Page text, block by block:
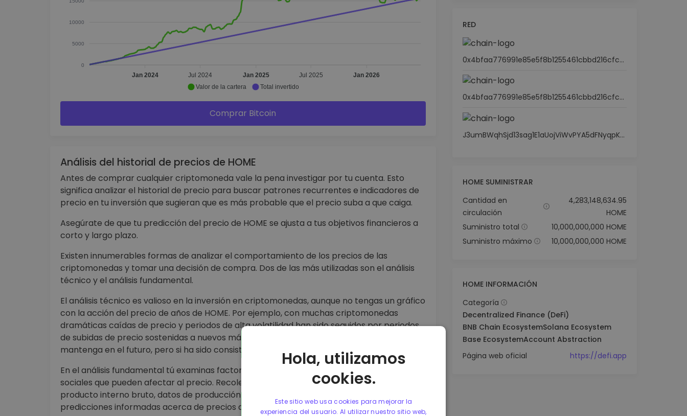
10000
5000
0
Jan 2024 Jul 2024 Jan 2025 Jul 2025 Jan 2026
Valor de la cartera Total invertido
Comprar Bitcoin
Análisis del historial de precios de HOME
Antes de comprar cualquier criptomoneda vale la pena investigar por tu cuenta. Esto
significa analizar el historial de precio para buscar patrones recurrentes e indicadores de
precio en tu inversión que sugieran que es más probable que el precio suba a que caiga.
Asegúrate de que tu predicción del precio de HOME se ajusta a tus objetivos financieros a
corto y largo plazo.
Existen innumerables formas de analizar el comportamiento de los precios de las
criptomonedas y tomar una decisión de compra. Dos de las más utilizadas son el análisis
técnico y el análisis fundamental.
El análisis técnico es valioso en la inversión en criptomonedas, aunque no tengas un gráfico
con la acción del precio de años de HOME. Por ejemplo, con muchas criptomonedas
dramáticas caídas de precio y periodos de alta volatilidad han sido seguidos por periodos
de subidas de precio sostenidas a nuevos máximos. No hay garantía de que el patrón se
mantenga en el futuro, pero si ha sido consistente en el pasado vale la pena considerarlo.
En el análisis fundamental tú examinas factores económicos, financieros, políticos y
sociales que pueden afectar al precio. Recolectas información acerca de tasas de interés,
producto interno bruto, datos de producción y tasas de desempleo para hacer
predicciones informadas acerca de precios de acciones.
RED
0x4bfaa776991e85e5f8b1255461cbbd216cfc714f
0x4bfaa776991e85e5f8b1255461cbbd216cfc714f
J3umBWqhSjd13sag1E1aUojViWvPYA5dFNyqpKuX3WXj
HOME SUMINISTRAR
Cantidad en
circulación
4,283,148,634.95
HOME
Suministro total
10,000,000,000 HOME
Suministro máximo
10,000,000,000 HOME
HOME INFORMACIÓN
Categoría
Decentralized Finance (DeFi)
BNB Chain EcosystemSolana Ecosystem
Base EcosystemAccount Abstraction
Página web oficial
https://defi.app
Hola, utilizamos
cookies.
Este sitio web usa cookies para mejorar la
experiencia del usuario. Al utilizar nuestro sitio web,